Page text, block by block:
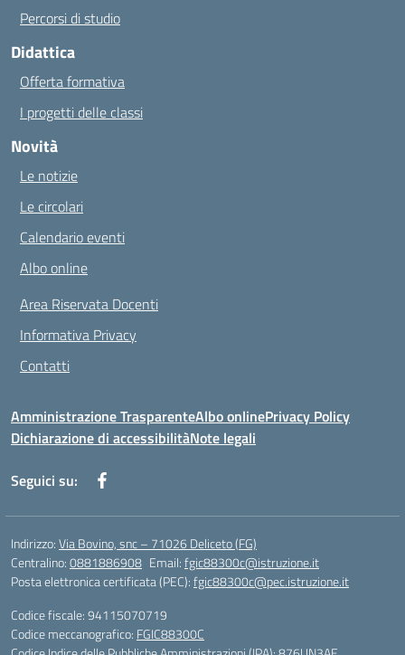
Percorsi di studio
Didattica
Offerta formativa
I progetti delle classi
Novità
Le notizie
Le circolari
Calendario eventi
Albo online
Area Riservata Docenti
Informativa Privacy
Contatti
Amministrazione TrasparenteAlbo onlinePrivacy Policy
Dichiarazione di accessibilitàNote legali
Seguici su:
Indirizzo:Via Bovino, snc – 71026 Deliceto (FG)
Centralino:0881886908 Email:fgic88300c@istruzione.it
Posta elettronica certificata (PEC):fgic88300c@pec.istruzione.it
Codice fiscale: 94115070719
Codice meccanografico: FGIC88300C